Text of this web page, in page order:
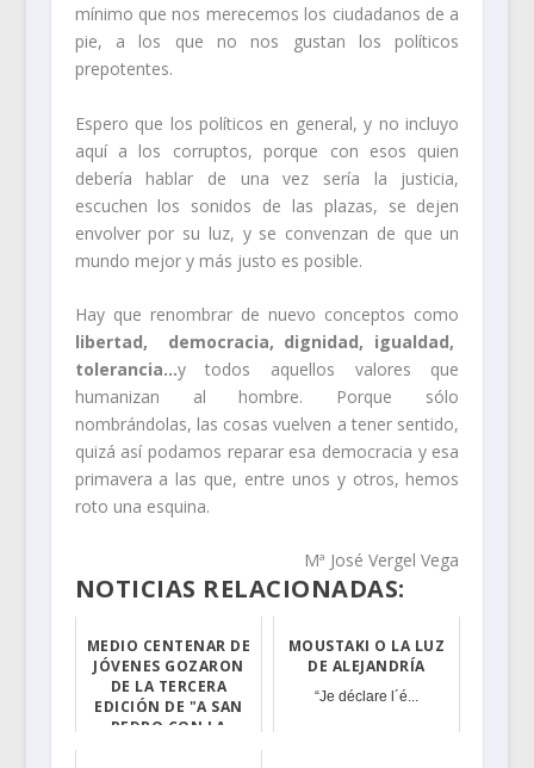
mínimo que nos merecemos los ciudadanos de a
pie, a los que no nos gustan los políticos
prepotentes.
Espero que los políticos en general, y no incluyo
aquí a los corruptos, porque con esos quien
debería hablar de una vez sería la justicia,
escuchen los sonidos de las plazas, se dejen
envolver por su luz, y se convenzan de que un
mundo mejor y más justo es posible.
Hay que renombrar de nuevo conceptos como
libertad, democracia, dignidad, igualdad,
tolerancia…y todos aquellos valores que
humanizan al hombre. Porque sólo
nombrándolas, las cosas vuelven a tener sentido,
quizá así podamos reparar esa democracia y esa
primavera a las que, entre unos y otros, hemos
roto una esquina.
Mª José Vergel Vega
NOTICIAS RELACIONADAS:
MEDIO CENTENAR DE
JÓVENES GOZARON
DE LA TERCERA
EDICIÓN DE "A SAN
PEDRO CON LA
MOUSTAKI O LA LUZ
DE ALEJANDRÍA
“Je déclare l´é...